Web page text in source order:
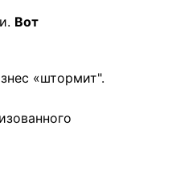
Вот
«штормит".